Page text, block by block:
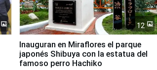
12
Inauguran en Miraflores el parque
japonés Shibuya con la estatua del
famoso perro Hachiko